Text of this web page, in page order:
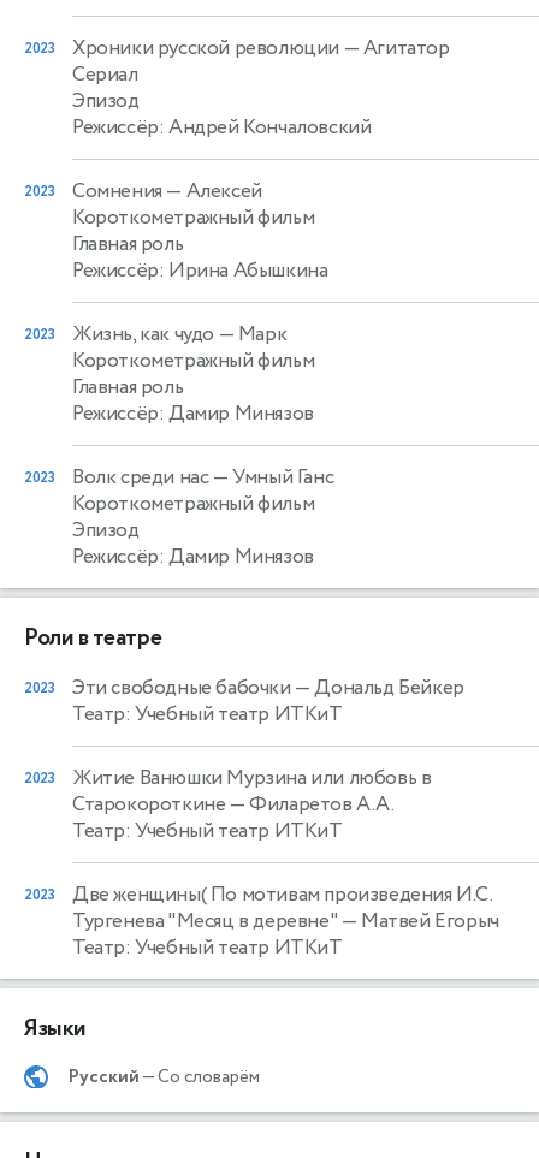
2023 Хроники русской революции — Агитатор
Сериал
Эпизод
Режиссёр: Андрей Кончаловский
2023 Сомнения — Алексей
Короткометражный фильм
Главная роль
Режиссёр: Ирина Абышкина
2023 Жизнь, как чудо — Марк
Короткометражный фильм
Главная роль
Режиссёр: Дамир Минязов
2023 Волк среди нас— Умный Ганс
Короткометражный фильм
Эпизод
Режиссёр: Дамир Минязов
Роли в театре
2023 Эти свободные бабочки — Дональд Бейкер
Театр: Учебный театр ИТКиТ
2023
Житие Ванюшки Мурзина или любовь в
Старокороткине — Филаретов А.А.
Театр: Учебный театр ИТКиТ
2023
Две женщины( По мотивам произведения И.С.
Тургенева "Месяц в деревне" — Матвей Егорыч
Театр: Учебный театр ИТКиТ
Языки
Русский— Со словарём